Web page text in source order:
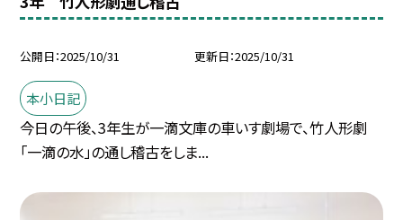
公開日 2025/10/31 更新日 2025/10/31
本小日記
今日の午後、3年生が一滴文庫の車いす劇場で、竹人形劇
「一滴の水」の通し稽古をしま...